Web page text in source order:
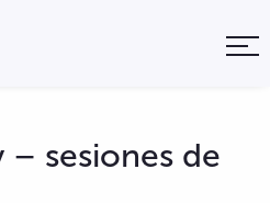
– sesiones de